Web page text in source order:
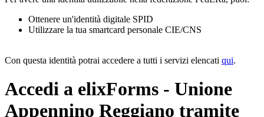
Ottenere un'identità digitale SPID
Utilizzare la tua smartcard personale CIE/CNS
Con questa identità potrai accedere a tutti i servizi elencati qui.
Accedi a elixForms - Unione
Appennino Reggiano tramite